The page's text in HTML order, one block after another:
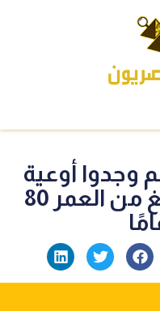
وجدوا أوعية
دموية لديناصور تبلغ من العمر 80